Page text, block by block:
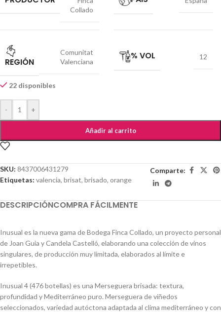
Collado
REGIÓN
Comunitat
Valenciana
% VOL 12
22 disponibles
- +
Añadir al carrito
SKU: 8437006431279
Etiquetas: valencia, brisat, brisado, orange
Comparte:
DESCRIPCIÓNCOMPRA FÁCILMENTE
Inusual es la nueva gama de Bodega Finca Collado, un proyecto personal
de Joan Guia y Candela Castelló, elaborando una colección de vinos
singulares, de producción muy limitada, elaborados al límite e
irrepetibles.
Inusual 4 (476 botellas) es una Merseguera brisada: textura,
profundidad y Mediterráneo puro. Merseguera de viñedos
seleccionados, variedad autóctona adaptada al clima mediterráneo y con